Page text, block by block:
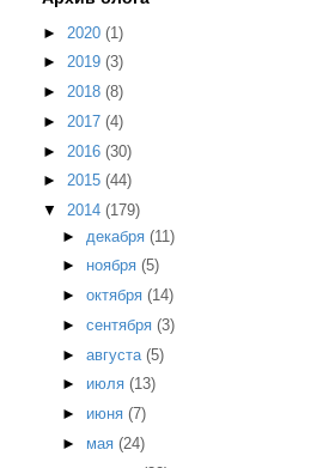
► 2020 (1)
► 2019 (3)
► 2018 (8)
► 2017 (4)
► 2016 (30)
► 2015 (44)
▼ 2014 (179)
► декабря (11)
► ноября (5)
► октября (14)
► сентября (3)
► августа (5)
► июля (13)
► июня (7)
► мая (24)